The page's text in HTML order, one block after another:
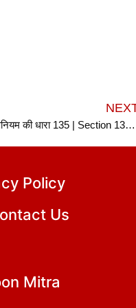
संपत्ति अंतरण अधिनियम की धारा 135 | Section 135 TPA in hindi
Policy
Us
Mitra